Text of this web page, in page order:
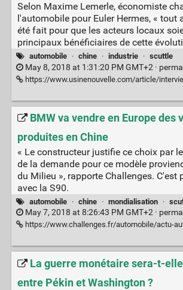
Selon Maxime Lemerle, économiste
l'automobile pour Euler Hermes, « tout
été fait pour que les acteurs locaux
principaux bénéficiaires de cette
automobile · chine · industrie · scuttle
May 8, 2018 at 1:31:20 PM GMT+2 ·
https://www.usinenouvelle.com/article/interview-fin-des-restrictions-dans-l-auto-en-chine-tout-est-fait-pour-que-les-acteurs-
BMW va vendre en Europe des
produites en Chine
« Le constructeur justifie ce choix par
de la demande pour ce modèle
du Milieu », rapporte Challenges. C'est
avec la S90.
automobile · chine · mondialisation ·
May 7, 2018 at 8:26:43 PM GMT+2 ·
https://www.challenges.fr/automobile/actu-auto/bmw-va-vendre-en-europe-des-
La guerre monétaire sera-t-
entre Pékin et Washington ?